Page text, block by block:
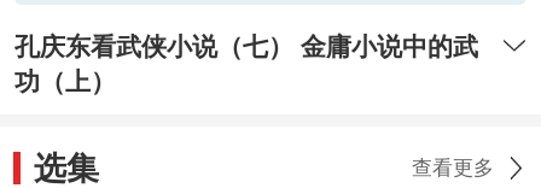
孔庆东看武侠小说（七） 金庸小说中的武
功（上）
选集 查看更多